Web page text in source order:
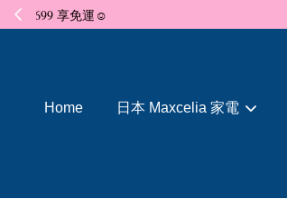
Home 日本 Maxcelia 家電